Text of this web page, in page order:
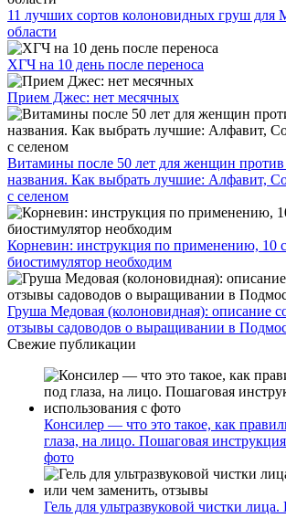
11 лучших сортов колоновидных груш для
области
ХГЧ на 10 день после переноса
Прием Джес: нет месячных
Витамины после 50 лет для женщин против
названия. Как выбрать лучшие: Алфавит,
с селеном
Корневин: инструкция по применению, 10
биостимулятор необходим
Груша Медовая (колоновидная): описание
отзывы садоводов о выращивании в
Свежие публикации
Консилер — что это такое, как
глаза, на лицо. Пошаговая
фото
Гель для ультразвуковой чистки